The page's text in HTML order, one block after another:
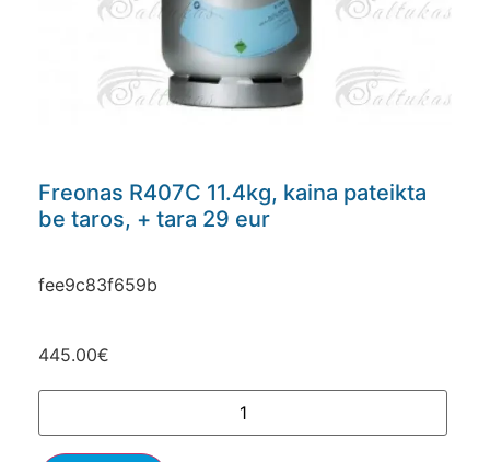
Freonas R407C 11.4kg, kaina pateikta
be taros, + tara 29 eur
fee9c83f659b
445.00€